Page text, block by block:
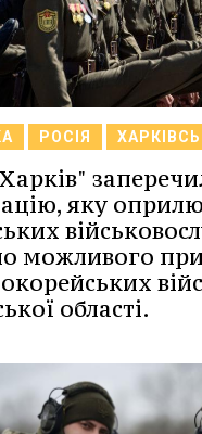
РОСІЯ
яку
можливого
області.